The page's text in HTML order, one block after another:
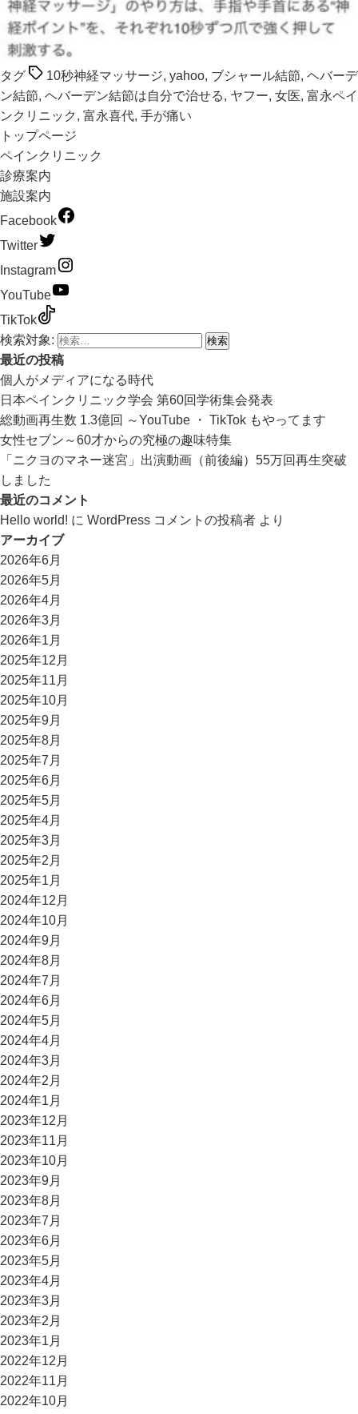
タグ 10秒神経マッサージ, yahoo, ブシャール結節, ヘバーデ
ン結節, ヘバーデン結節は自分で治せる, ヤフー, 女医, 富永ペイ
ンクリニック , 富永喜代, 手が痛い
トップページ
ペインクリニック
診療案内
施設案内
Facebook
Twitter
Instagram
YouTube
TikTok
検索対象:
最近の投稿
個人がメディアになる時代
日本ペインクリニック学会 第60回学術集会発表
総動画再生数 1.3億回 ～YouTube ・ TikTok もやってます
女性セブン～60才からの究極の趣味特集
「ニクヨのマネー迷宮」出演動画（前後編）55万回再生突破
しました
最近のコメント
Hello world! に WordPress コメントの投稿者 より
アーカイブ
2026年6月
2026年5月
2026年4月
2026年3月
2026年1月
2025年12月
2025年11月
2025年10月
2025年9月
2025年8月
2025年7月
2025年6月
2025年5月
2025年4月
2025年3月
2025年2月
2025年1月
2024年12月
2024年10月
2024年9月
2024年8月
2024年7月
2024年6月
2024年5月
2024年4月
2024年3月
2024年2月
2024年1月
2023年12月
2023年11月
2023年10月
2023年9月
2023年8月
2023年7月
2023年6月
2023年5月
2023年4月
2023年3月
2023年2月
2023年1月
2022年12月
2022年11月
2022年10月